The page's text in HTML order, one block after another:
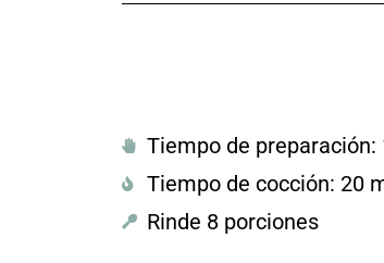
Tiempo de
Tiempo de cocción: 20
Rinde 8 porciones